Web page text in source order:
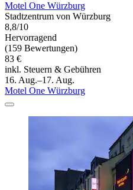
Motel One Würzburg
Stadtzentrum von Würzburg
8,8/10
Hervorragend
(159 Bewertungen)
83 €
inkl. Steuern & Gebühren
16. Aug.–17. Aug.
Motel One Würzburg